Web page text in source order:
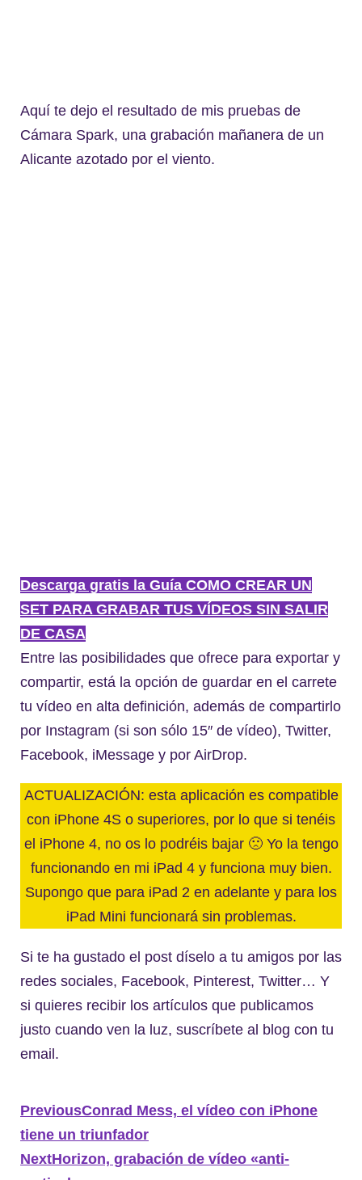
Aquí te dejo el resultado de mis pruebas de
Cámara Spark, una grabación mañanera de un
Alicante azotado por el viento.
Descarga gratis la Guía COMO CREAR UN
SET PARA GRABAR TUS VÍDEOS SIN SALIR
DE CASA
Entre las posibilidades que ofrece para exportar y
compartir, está la opción de guardar en el carrete
tu vídeo en alta definición, además de compartirlo
por Instagram (si son sólo 15″ de vídeo), Twitter,
Facebook, iMessage y por AirDrop.
ACTUALIZACIÓN: esta aplicación es compatible
con iPhone 4S o superiores, por lo que si tenéis
el iPhone 4, no os lo podréis bajar 🙁 Yo la tengo
funcionando en mi iPad 4 y funciona muy bien.
Supongo que para iPad 2 en adelante y para los
iPad Mini funcionará sin problemas.
Si te ha gustado el post díselo a tu amigos por las
redes sociales, Facebook, Pinterest, Twitter… Y
si quieres recibir los artículos que publicamos
justo cuando ven la luz, suscríbete al blog con tu
email.
PreviousConrad Mess, el vídeo con iPhone
tiene un triunfador
NextHorizon, grabación de vídeo «anti-